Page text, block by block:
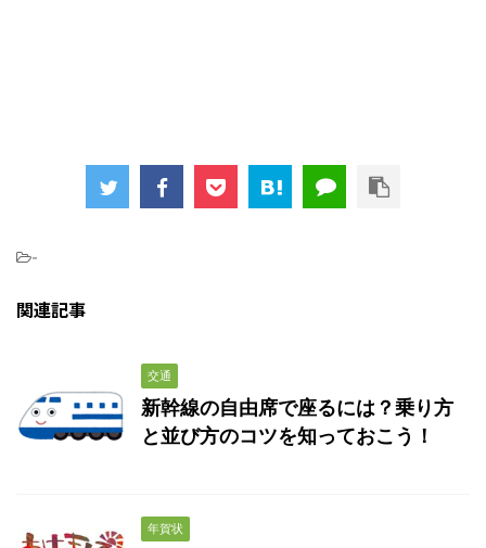
-
関連記事
交通
新幹線の自由席で座るには？乗り方
と並び方のコツを知っておこう！
年賀状